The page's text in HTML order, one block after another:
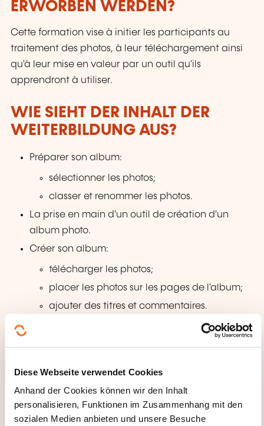
Diese Webseite verwendet Cookies
Anhand der Cookies können wir den Inhalt
personalisieren, Funktionen im Zusammenhang mit den
sozialen Medien anbieten und unsere Besuche
seniors; des certifications professionnelles.
ERWORBEN WERDEN?
Cette formation vise à initier les participants au
traitement des photos, à leur téléchargement ainsi
qu'à leur mise en valeur par un outil qu'ils
apprendront à utiliser.
WIE SIEHT DER INHALT DER
WEITERBILDUNG AUS?
Préparer son album:
sélectionner les photos;
classer et renommer les photos.
La prise en main d'un outil de création d'un
album photo.
Créer son album:
télécharger les photos;
placer les photos sur les pages de l'album;
ajouter des titres et commentaires.
l'encadrement;
modifier la taille, pivoter, redresser,